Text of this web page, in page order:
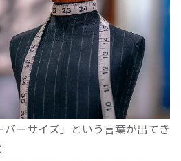
ーサイズ」という言葉が出てき